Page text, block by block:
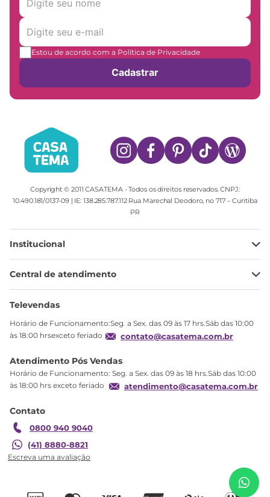
Cômoda Módulo Inferior 4 Gavetas Requinte+
100% MDF Cinza/Duna Line Duna Line
Estou de acordo com a Política de Privacidade
Cadastrar
Copyright © 2011 CASATEMA - Todos os direitos reservados. CNPJ:
10.490.181/0137-09 | IE: 138.285.787.112 Rua Marechal Deodoro, no 717 – Curitiba
PR
Institucional
Minha Conta
Meus pedidos
Troca
Garantia
Central de atendimento
Ajuda
Televendas
Horário de Funcionamento:Seg. a Sex. das 09 às 17 hrs.Sáb das 10:00
às 18:00 hrsexceto feriado
contato@casatema.com.br
Atendimento Pós Vendas
Horário de Funcionamento: Seg. a Sex. das 09 às 18 hrs.Sáb das 10:00
às 18:00 hrs exceto feriado
atendimento@casatema.com.br
Contato
0800 940 9040
(41) 8880-8821